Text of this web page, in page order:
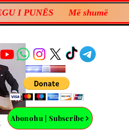
I PUNËS Më shumë
Abonohu | Subscribe